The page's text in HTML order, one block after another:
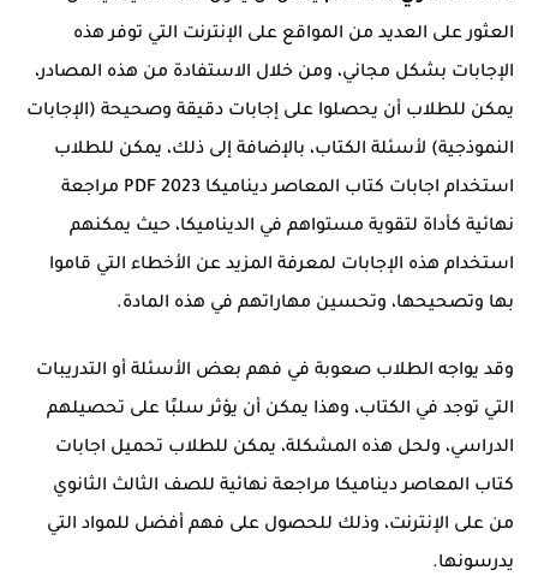
العثور على العديد من المواقع على الإنترنت التي توفر هذه
الإجابات بشكل مجاني، ومن خلال الاستفادة من هذه المصادر،
يمكن للطلاب أن يحصلوا على إجابات دقيقة وصحيحة (الإجابات
النموذجية) لأسئلة الكتاب، بالإضافة إلى ذلك، يمكن للطلاب
استخدام اجابات كتاب المعاصر ديناميكا 2023 PDF مراجعة
نهائية كأداة لتقوية مستواهم في الديناميكا، حيث يمكنهم
استخدام هذه الإجابات لمعرفة المزيد عن الأخطاء التي قاموا
بها وتصحيحها، وتحسين مهاراتهم في هذه المادة.
وقد يواجه الطلاب صعوبة في فهم بعض الأسئلة أو التدريبات
التي توجد في الكتاب، وهذا يمكن أن يؤثر سلبًا على تحصيلهم
الدراسي، ولحل هذه المشكلة، يمكن للطلاب تحميل اجابات
كتاب المعاصر ديناميكا مراجعة نهائية للصف الثالث الثانوي
من على الإنترنت، وذلك للحصول على فهم أفضل للمواد التي
يدرسونها.